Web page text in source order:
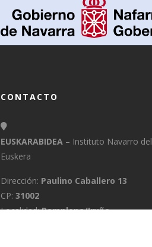
CONTACTO
EUSKARABIDEA – Instituto Navarro del
Euskera
Dirección: Paulino Caballero 13
CP: 31002
Localidad:Pamplona/Iruña